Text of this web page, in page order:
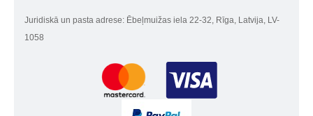
Juridiskā un pasta adrese: Ēbeļmuižas iela 22-32, Rīga, Latvija, LV-
1058